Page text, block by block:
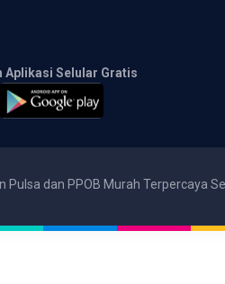
Aplikasi Selular Gratis
dan PPOB Murah Terpercaya